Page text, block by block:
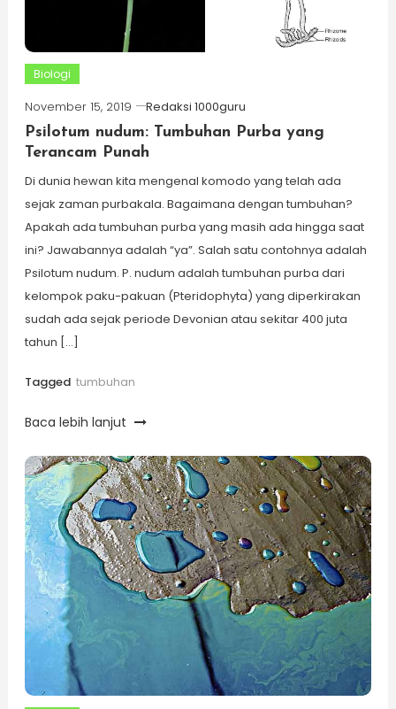
Biologi
November 15, 2019
Redaksi 1000guru
Psilotum nudum: Tumbuhan Purba yang
Terancam Punah
Di dunia hewan kita mengenal komodo yang telah ada
sejak zaman purbakala. Bagaimana dengan tumbuhan?
Apakah ada tumbuhan purba yang masih ada hingga saat
ini? Jawabannya adalah “ya”. Salah satu contohnya adalah
Psilotum nudum. P. nudum adalah tumbuhan purba dari
kelompok paku-pakuan (Pteridophyta) yang diperkirakan
sudah ada sejak periode Devonian atau sekitar 400 juta
tahun […]
Tagged tumbuhan
Baca lebih lanjut